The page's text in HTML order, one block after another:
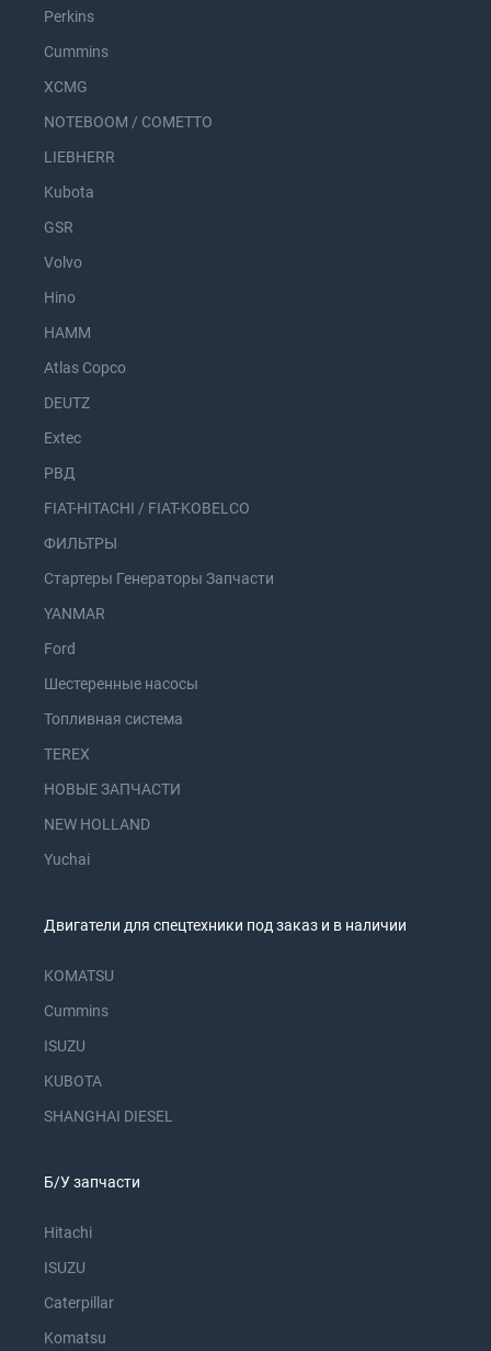
Perkins
Cummins
XCMG
NOTEBOOM / COMETTO
LIEBHERR
Kubota
GSR
Volvo
Hino
HAMM
Atlas Copco
DEUTZ
Extec
РВД
FIAT-HITACHI / FIAT-KOBELCO
ФИЛЬТРЫ
Стартеры Генераторы Запчасти
YANMAR
Ford
Шестеренные насосы
Топливная система
TEREX
НОВЫЕ ЗАПЧАСТИ
NEW HOLLAND
Yuchai
Двигатели для спецтехники под заказ и в наличии
KOMATSU
Cummins
ISUZU
KUBOTA
SHANGHAI DIESEL
Б/У запчасти
Hitachi
ISUZU
Caterpillar
Komatsu